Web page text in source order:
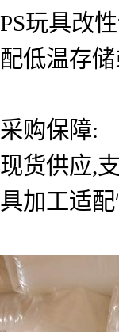
PS玩具改
配低温存
采购保障:
现货供应,
具加工适